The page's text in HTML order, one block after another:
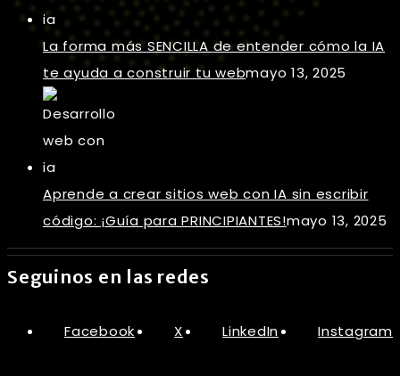
La forma más SENCILLA de entender cómo la IA
te ayuda a construir tu webmayo 13, 2025
Aprende a crear sitios web con IA sin escribir
código: ¡Guía para PRINCIPIANTES!mayo 13, 2025
Seguinos en las redes
Facebook X LinkedIn Instagram